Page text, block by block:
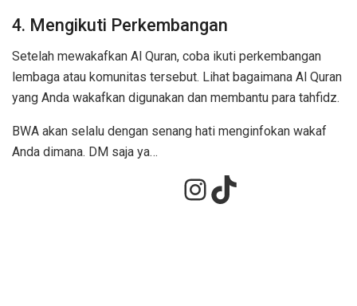
4. Mengikuti Perkembangan
Setelah mewakafkan Al Quran, coba ikuti perkembangan
lembaga atau komunitas tersebut. Lihat bagaimana Al Quran
yang Anda wakafkan digunakan dan membantu para tahfidz.
BWA akan selalu dengan senang hati menginfokan wakaf
Anda dimana. DM saja ya…